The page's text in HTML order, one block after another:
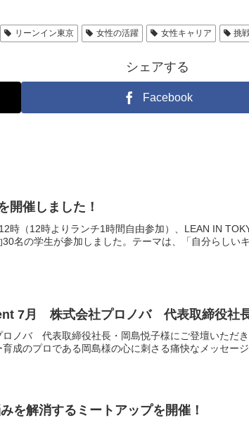
リーンイン東京 女性の活躍 女性キャリア 挑
シェアする
Facebook
開催しました！
時（12時よりランチ1時間自由参加）、LEAN IN
名の学生が参加しました。テーマは、「自分らしいキ
7月 株式会社プロノバ 代表取締役社
ノバ 代表取締役社長・岡島悦子様にご登壇いただ
成のプロである岡島様の心に刺さる痛快なメッセー
を解消するミートアップを開催！